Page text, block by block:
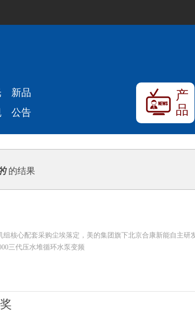
新品
公告
产
品
的结果
核心配套采购尘埃落定，美的集团旗下北京合康新能自主研
三代压水堆循环水泵变频